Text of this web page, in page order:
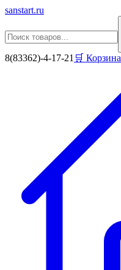
sanstart.ru
8(83362)-4-17-21 🛒 Корзина